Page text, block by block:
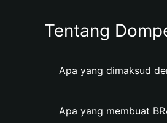
Tentang
Apa yang dimaksud
Apa yang membuat